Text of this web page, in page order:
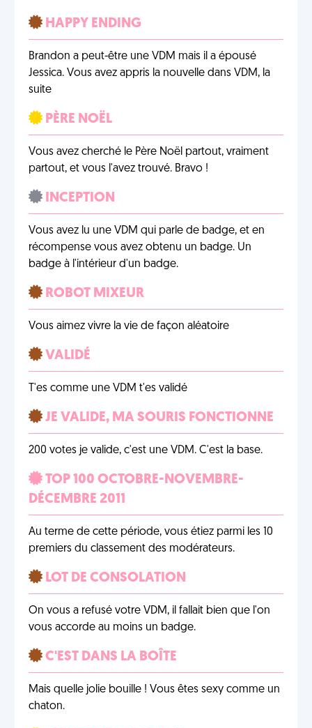
HAPPY ENDING
Brandon a peut-être une VDM mais il a épousé
Jessica. Vous avez appris la nouvelle dans VDM, la
suite
PÈRE NOËL
Vous avez cherché le Père Noël partout, vraiment
partout, et vous l'avez trouvé. Bravo !
INCEPTION
Vous avez lu une VDM qui parle de badge, et en
récompense vous avez obtenu un badge. Un
badge à l'intérieur d'un badge.
ROBOT MIXEUR
Vous aimez vivre la vie de façon aléatoire
VALIDÉ
T'es comme une VDM t'es validé
JE VALIDE, MA SOURIS FONCTIONNE
200 votes je valide, c'est une VDM. C'est la base.
TOP 100 OCTOBRE-NOVEMBRE-
DÉCEMBRE 2011
Au terme de cette période, vous étiez parmi les 10
premiers du classement des modérateurs.
LOT DE CONSOLATION
On vous a refusé votre VDM, il fallait bien que l'on
vous accorde au moins un badge.
C'EST DANS LA BOÎTE
Mais quelle jolie bouille ! Vous êtes sexy comme un
chaton.